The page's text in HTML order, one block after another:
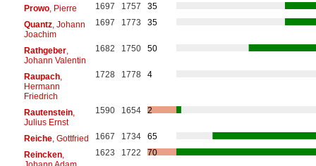
Prowo, Pierre 1697 1757
35
Quantz, Johann
Joachim
1697 1773 35
Rathgeber,
Johann Valentin
1682 1750 50
Raupach,
Hermann
Friedrich
1728 1778 4
Rautenstein,
Julius Ernst
1590 1654 2
Reiche, Gottfried 1667 1734
65
Reincken,
1623 1722 70